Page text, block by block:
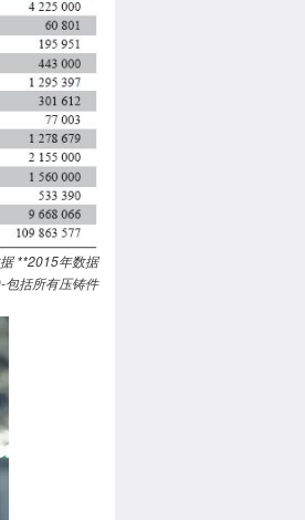
**2015年数据
包括所有压铸件